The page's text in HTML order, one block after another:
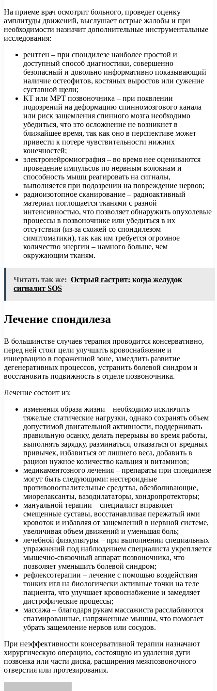
На приеме врач осмотрит больного, проведет оценку
амплитуды движений, выслушает острые жалобы и при
необходимости назначит дополнительные инструментальные
исследования:
рентген – при спондилезе наиболее простой и
доступный способ диагностики, совершенно
безопасный и довольно информативно показывающий
наличие остеофитов, костяных выростов или сужение
суставной щели;
КТ или МРТ позвоночника – при появлении
подозрений на деформацию спинномозгового канала
или риск защемления спинного мозга необходимо
убедиться, что это осложнение не возникнет в
ближайшее время, так как оно в перспективе может
привести к потере чувствительности нижних
конечностей;
электронейромиография – во время нее оцениваются
проведение импульсов по нервным волокнам и
способность мышц реагировать на сигналы,
выполняется при подозрении на повреждение нервов;
радиоизотопное сканирование – радиоактивный
материал поглощается тканями с разной
интенсивностью, что позволяет обнаружить опухолевые
процессы в позвоночнике или убедиться в их
отсутствии (из-за схожей со спондилезом
симптоматики), так как им требуется огромное
количество энергии – намного больше, чем
окружающим тканям.
Читать так же: Острый гастрит: когда желудок
сигналит SOS
Лечение спондилеза
В большинстве случаев терапия проводится консервативно,
перед ней стоят цели улучшить кровоснабжение и
иннервацию в пораженной зоне, замедлить развитие
дегенеративных процессов, устранить болевой синдром и
восстановить подвижность в отделе позвоночника.
Лечение состоит из:
изменения образа жизни – необходимо исключить
тяжелые статические нагрузки, однако сохранять объем
допустимой двигательной активности, поддерживать
правильную осанку, делать перерывы во время работы,
выполнять зарядку, разминаться, отказаться от вредных
привычек, избавиться от лишнего веса, добавить в
рацион нужное количество кальция и витаминов;
медикаментозного лечения – препараты при спондилезе
могут быть следующими: нестероидные
противовоспалительные средства, обезболивающие,
миорелаксанты, вазодилататоры, хондропротекторы;
мануальной терапии – специалист вправляет
смещенные суставы, восстанавливая пережатый ими
кровоток и избавляя от защемлений в нервной системе,
увеличивая объем движений и уменьшая боль;
лечебной физкультуры – при выполнении специальных
упражнений под наблюдением специалиста укрепляется
мышечно-связочный аппарат позвоночника, что
позволяет уменьшить болевой синдром;
рефлексотерапии – лечение с помощью воздействия
тонких игл на биологически активные точки на теле
пациента, что улучшает кровоснабжение и замедляет
дистрофические процессы;
массажа – благодаря рукам массажиста расслабляются
спазмированные, напряженные мышцы, что помогает
убрать защемление нервов или сосудов.
При неэффективности консервативной терапии назначают
хирургическую операцию, состоящую из удаления дуги
позвонка или части диска, расширения межпозвоночного
отверстия или протезирования.